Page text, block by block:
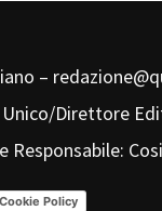
–
Direttore
Responsabile:
Cookie Policy